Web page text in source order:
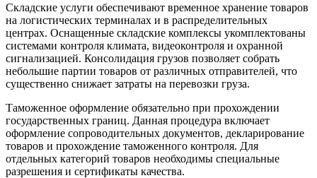
Складские услуги обеспечивают временное хранение товаров
на логистических терминалах и в распределительных
центрах. Оснащенные складские комплексы укомплектованы
системами контроля климата, видеоконтроля и охранной
сигнализацией. Консолидация грузов позволяет собрать
небольшие партии товаров от различных отправителей, что
существенно снижает затраты на перевозки груза.
Таможенное оформление обязательно при прохождении
государственных границ. Данная процедура включает
оформление сопроводительных документов, декларирование
товаров и прохождение таможенного контроля. Для
отдельных категорий товаров необходимы специальные
разрешения и сертификаты качества.